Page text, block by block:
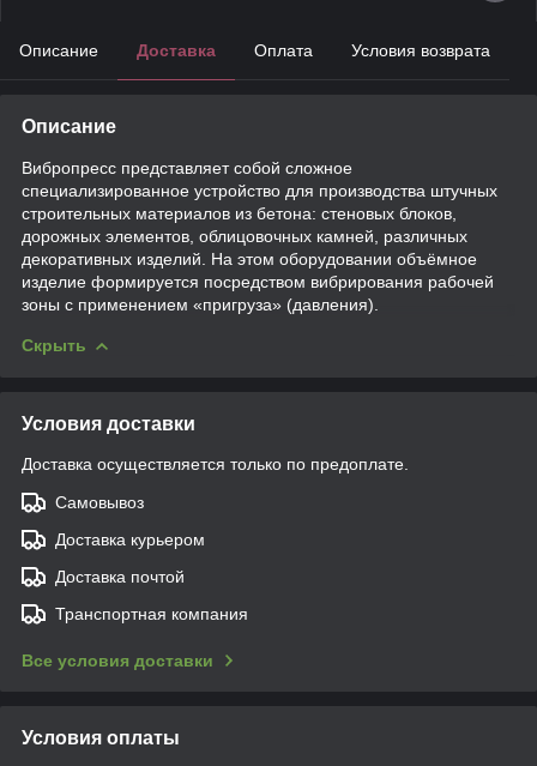
Описание Доставка Оплата Условия возврата
Описание
Вибропресс представляет собой сложное
специализированное устройство для производства штучных
строительных материалов из бетона: стеновых блоков,
дорожных элементов, облицовочных камней, различных
декоративных изделий. На этом оборудовании объёмное
изделие формируется посредством вибрирования рабочей
зоны с применением «пригруза» (давления).
Скрыть
Условия доставки
Доставка осуществляется только по предоплате.
Самовывоз
Доставка курьером
Доставка почтой
Транспортная компания
Все условия доставки
Условия оплаты